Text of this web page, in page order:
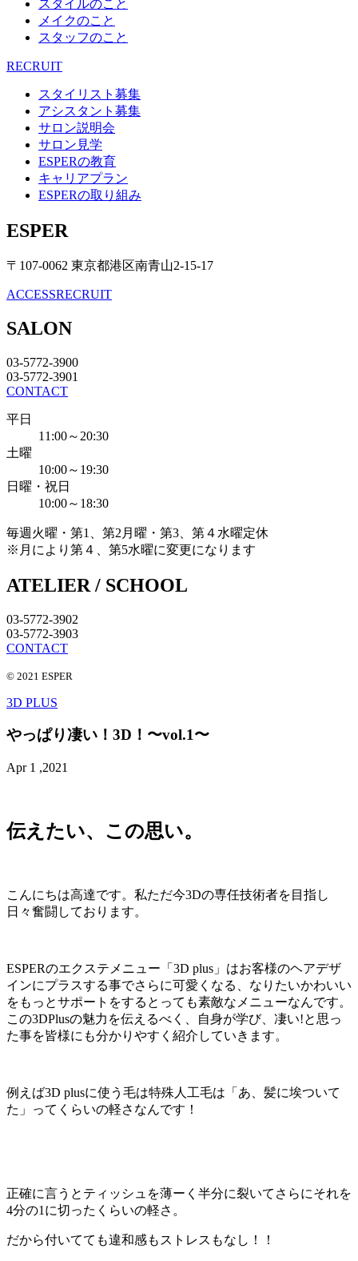
スタイルのこと
メイクのこと
スタッフのこと
RECRUIT
スタイリスト募集
アシスタント募集
サロン説明会
サロン見学
ESPERの教育
キャリアプラン
ESPERの取り組み
ESPER
〒107-0062 東京都港区南青山2-15-17
ACCESSRECRUIT
SALON
03-5772-3900
03-5772-3901
CONTACT
平日
11:00～20:30
土曜
10:00～19:30
日曜・祝日
10:00～18:30
毎週火曜・第1、第2月曜・第3、第４水曜定休
※月により第４、第5水曜に変更になります
ATELIER / SCHOOL
03-5772-3902
03-5772-3903
CONTACT
© 2021 ESPER
3D PLUS
やっぱり凄い！3D！〜vol.1〜
Apr 1 ,2021
伝えたい、この思い。
こんにちは高達です。私ただ今3Dの専任技術者を目指し
日々奮闘しております。
ESPERのエクステメニュー「3D plus」はお客様のヘアデザ
インにプラスする事でさらに可愛くなる、なりたいかわいい
をもっとサポートをするとっても素敵なメニューなんです。
この3DPlusの魅力を伝えるべく、自身が学び、凄い!と思っ
た事を皆様にも分かりやすく紹介していきます。
例えば3D plusに使う毛は特殊人工毛は「あ、髪に埃ついて
た」ってくらいの軽さなんです！
正確に言うとティッシュを薄ーく半分に裂いてさらにそれを
4分の1に切ったくらいの軽さ。
だから付いてても違和感もストレスもなし！！